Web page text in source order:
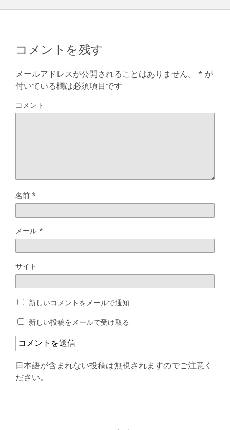
コメントを残す
メールアドレスが公開されることはありません。 * が
付いている欄は必須項目です
コメント
名前 *
メール *
サイト
新しいコメントをメールで通知
新しい投稿をメールで受け取る
日本語が含まれない投稿は無視されますのでご注意く
ださい。